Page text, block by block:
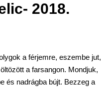
2018.
a férjemre, eszembe jut,
a farsangon. Mondjuk,
és nadrágba bújt. Bezzeg a